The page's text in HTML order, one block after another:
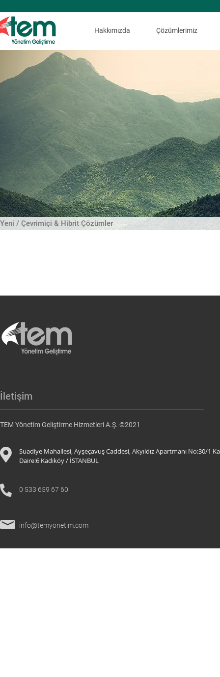
Hakkımızda Çözümlerimiz
Yeni / Çevrimiçi & Hibrit Çözümler
İletişim
TEM Yönetim Geliştirme Hizmetleri A.Ş. ©2021
Suadiye Mahallesi, Ayşeçavuş Caddesi, Akyıldız Apartmanı No:30/1
Daire:6 Kadıköy / İSTANBUL
0 533 659 67 60
info@temyonetim.com